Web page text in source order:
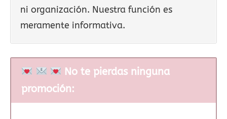
ni organización. Nuestra función es
meramente informativa.
No te pierdas ninguna
promoción: